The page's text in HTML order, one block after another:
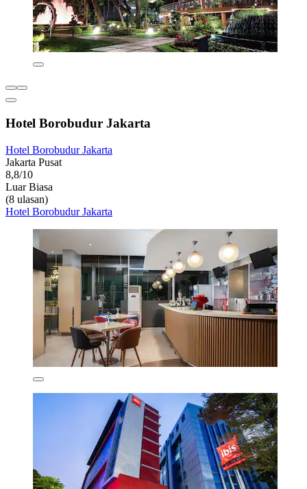
Hotel Borobudur Jakarta
Hotel Borobudur Jakarta
Jakarta Pusat
8,8/10
Luar Biasa
(8 ulasan)
Hotel Borobudur Jakarta